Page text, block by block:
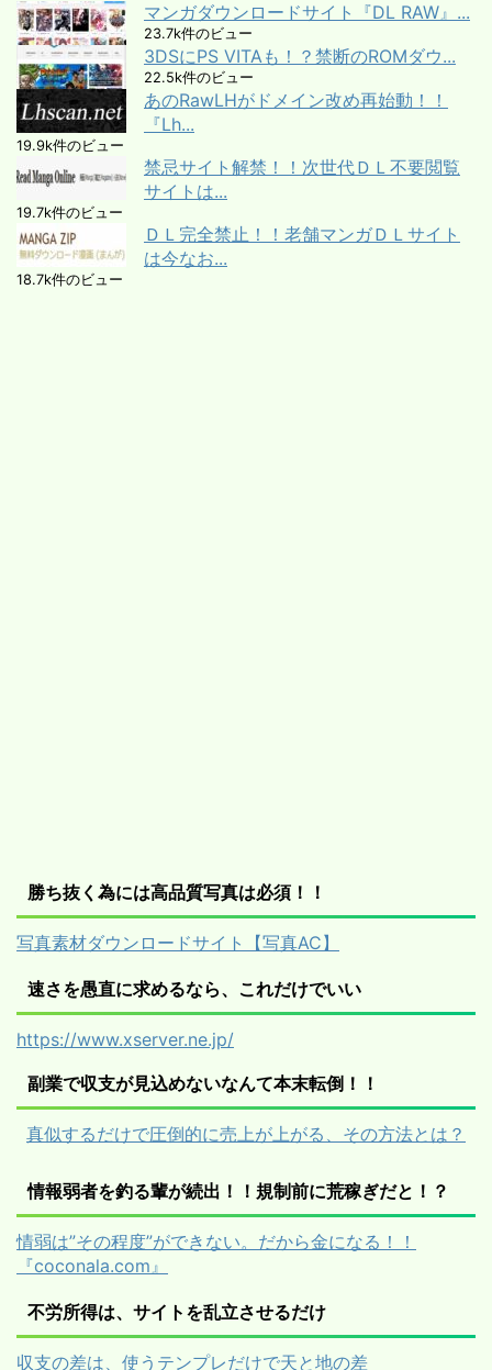
マンガダウンロードサイト『DL RAW』...
23.7k件のビュー
3DSにPS VITAも！？禁断のROMダウ...
22.5k件のビュー
あのRawLHがドメイン改め再始動！！
『Lh...
19.9k件のビュー
禁忌サイト解禁！！次世代ＤＬ不要閲覧
サイトは...
19.7k件のビュー
ＤＬ完全禁止！！老舗マンガＤＬサイト
は今なお...
18.7k件のビュー
勝ち抜く為には高品質写真は必須！！
写真素材ダウンロードサイト【写真AC】
速さを愚直に求めるなら、これだけでいい
https://www.xserver.ne.jp/
副業で収支が見込めないなんて本末転倒！！
真似するだけで圧倒的に売上が上がる、その方法とは？
情報弱者を釣る輩が続出！！規制前に荒稼ぎだと！？
情弱は”その程度”ができない。だから金になる！！
『coconala.com』
不労所得は、サイトを乱立させるだけ
収支の差は、使うテンプレだけで天と地の差